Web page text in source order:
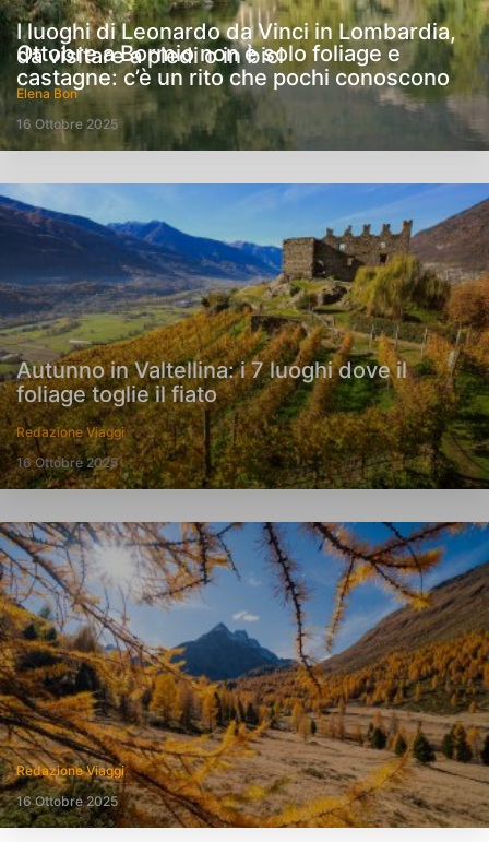
I luoghi di Leonardo da Vinci in Lombardia,
da visitare a piedi o in bici
Elena Bon
16 Ottobre 2025
Autunno in Valtellina: i 7 luoghi dove il
foliage toglie il fiato
Redazione Viaggi
16 Ottobre 2025
Ottobre a Bormio non è solo foliage e
castagne: c’è un rito che pochi conoscono
Redazione Viaggi
16 Ottobre 2025